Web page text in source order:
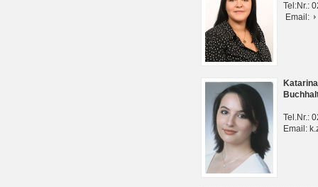
Tel:Nr.:
Email:
Tel.Nr.:
Email: